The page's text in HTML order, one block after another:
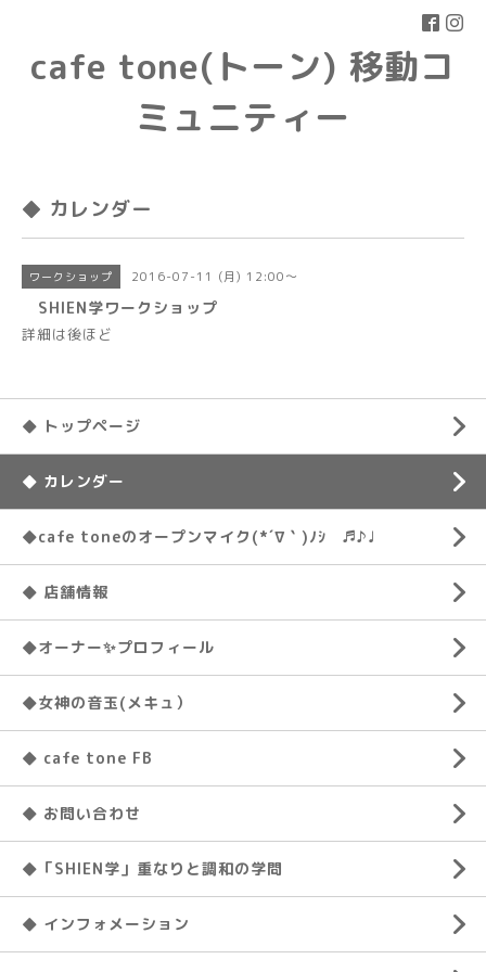
cafe tone(トーン) 移動コ
ミュニティー
◆ カレンダー
ワークショップ 2016-07-11 (月) 12:00～
SHIEN学ワークショップ
詳細は後ほど
◆ トップページ
◆ カレンダー
◆cafe toneのオープンマイク(*´∇｀)ﾉｼ ♬♪♩
◆ 店舗情報
◆オーナー✨プロフィール
◆女神の音玉(メキュ）
◆ cafe tone FB
◆ お問い合わせ
◆「SHIEN学」重なりと調和の学問
◆ インフォメーション